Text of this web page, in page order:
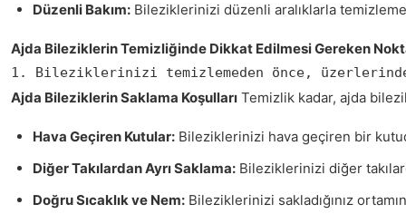
Düzenli Bakım: Bileziklerinizi düzenli aralıklarla
Ajda Bileziklerin Temizliğinde Dikkat Edilmesi Gereken
1. Bileziklerinizi temizlemeden önce,
Ajda Bileziklerin Saklama Koşulları Temizlik kadar, ajda
Hava Geçiren Kutular: Bileziklerinizi hava geçiren bir
Diğer Takılardan Ayrı Saklama: Bileziklerinizi diğer
Doğru Sıcaklık ve Nem: Bileziklerinizi sakladığınız